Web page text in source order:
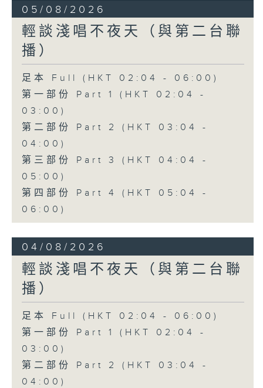
05/08/2026
輕談淺唱不夜天（與第二台聯
播）
足本 Full (HKT 02:04 - 06:00)
第一部份 Part 1 (HKT 02:04 -
03:00)
第二部份 Part 2 (HKT 03:04 -
04:00)
第三部份 Part 3 (HKT 04:04 -
05:00)
第四部份 Part 4 (HKT 05:04 -
06:00)
04/08/2026
輕談淺唱不夜天（與第二台聯
播）
足本 Full (HKT 02:04 - 06:00)
第一部份 Part 1 (HKT 02:04 -
03:00)
第二部份 Part 2 (HKT 03:04 -
04:00)